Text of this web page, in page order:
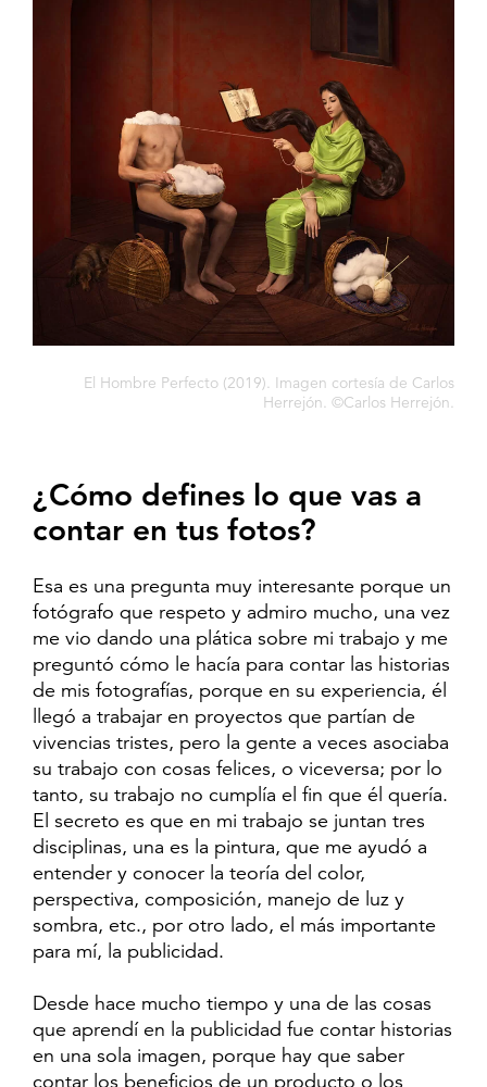
El Hombre Perfecto (2019). Imagen cortesía de Carlos
Herrejón. ©Carlos Herrejón.
¿Cómo defines lo que vas a
contar en tus fotos?
Esa es una pregunta muy interesante porque un
fotógrafo que respeto y admiro mucho, una vez
me vio dando una plática sobre mi trabajo y me
preguntó cómo le hacía para contar las historias
de mis fotografías, porque en su experiencia, él
llegó a trabajar en proyectos que partían de
vivencias tristes, pero la gente a veces asociaba
su trabajo con cosas felices, o viceversa; por lo
tanto, su trabajo no cumplía el fin que él quería.
El secreto es que en mi trabajo se juntan tres
disciplinas, una es la pintura, que me ayudó a
entender y conocer la teoría del color,
perspectiva, composición, manejo de luz y
sombra, etc., por otro lado, el más importante
para mí, la publicidad.
Desde hace mucho tiempo y una de las cosas
que aprendí en la publicidad fue contar historias
en una sola imagen, porque hay que saber
contar los beneficios de un producto o los